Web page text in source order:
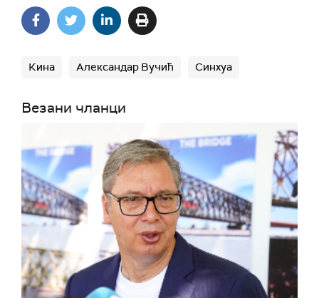
Кина Александар Вучић Синхуа
Везани чланци